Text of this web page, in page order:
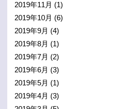
2019年11月 (1)
2019年10月 (6)
2019年9月 (4)
2019年8月 (1)
2019年7月 (2)
2019年6月 (3)
2019年5月 (1)
2019年4月 (3)